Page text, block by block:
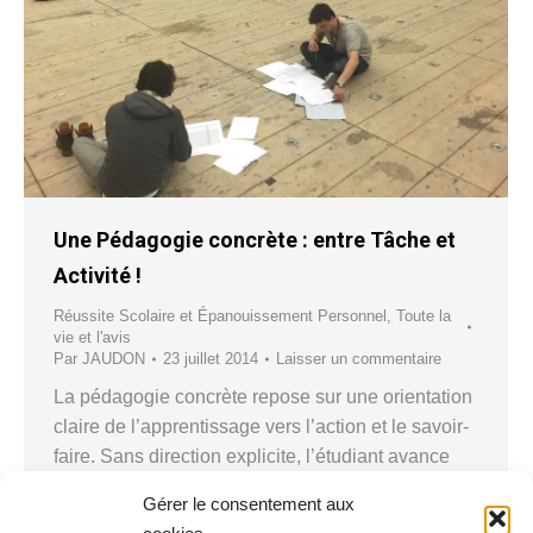
Gérer le consentement aux
Une Pédagogie concrète : entre Tâche et
Activité !
Réussite Scolaire et Épanouissement Personnel Toute la
vie et l'avis
Par JAUDON 23 juillet 2014 Laisser un commentaire
La pédagogie concrète repose sur une orientation
claire de l’apprentissage vers l’action et le savoir-
faire. Sans direction explicite, l’étudiant avance
l’abstraction. « Si on ne sait pas où on va, on est